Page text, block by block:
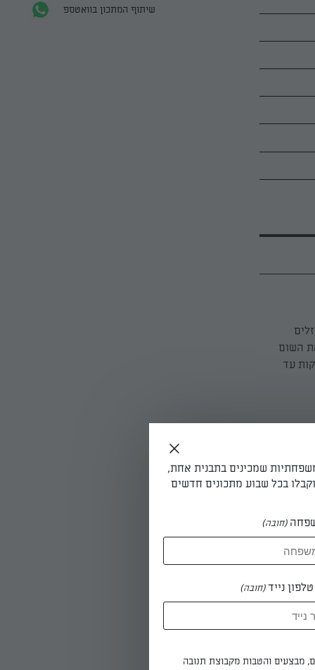
את השום
בכף עץ, מתבלים בפפריקה, מלח ופלפל ומטגנים עוד 3-4 דקות עד
שיתוף המתכון בוואטספ
שמכינים בתבנית אחת,
בכל שבוע מתכונים חדשים
(חובה)
נייד(חובה)
מבצעים והטבות מקבוצת תנובה